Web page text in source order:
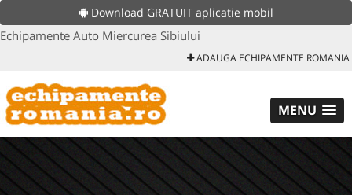
Download GRATUIT aplicatie mobil
Echipamente Auto Miercurea Sibiului
ADAUGA ECHIPAMENTE ROMANIA
MENU